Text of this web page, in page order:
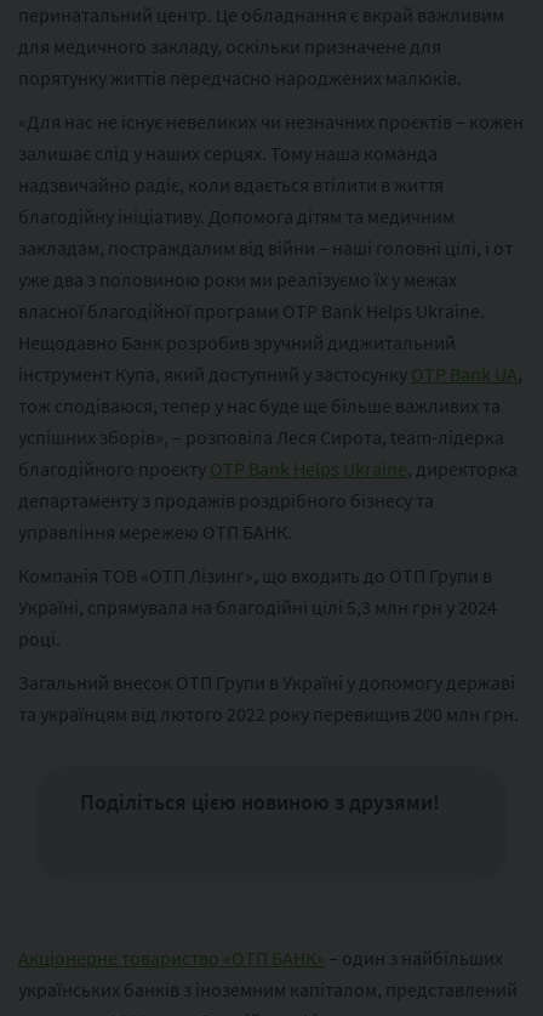
перинатальний центр. Це обладнання є вкрай важливим
для медичного закладу, оскільки призначене для
порятунку життів передчасно народжених малюків.
«Для нас не існує невеликих чи незначних проєктів – кожен
залишає слід у наших серцях. Тому наша команда
надзвичайно радіє, коли вдається втілити в життя
благодійну ініціативу. Допомога дітям та медичним
закладам, постраждалим від війни – наші головні цілі, і от
уже два з половиною роки ми реалізуємо їх у межах
власної благодійної програми OTP Bank Helps Ukraine.
Нещодавно Банк розробив зручний диджитальний
інструмент Купа, який доступний у застосунку OTP Bank UA
тож сподіваюся, тепер у нас буде ще більше важливих та
успішних зборів», – розповіла Леся Сирота, team-лідерка
благодійного проєкту OTP Bank Helps Ukraine , директорка
департаменту з продажів роздрібного бізнесу та
управління мережею ОТП БАНК.
Компанія ТОВ «ОТП Лізинг», що входить до ОТП Групи в
Україні, спрямувала на благодійні цілі 5,3 млн грн у 2024
році.
Загальний внесок ОТП Групи в Україні у допомогу державі
та українцям від лютого 2022 року перевищив 200 млн грн.
Поділіться цією новиною з друзями!
Акціонерне товариство «ОТП БАНК» – один з найбільших
українських банків з іноземним капіталом, представлений